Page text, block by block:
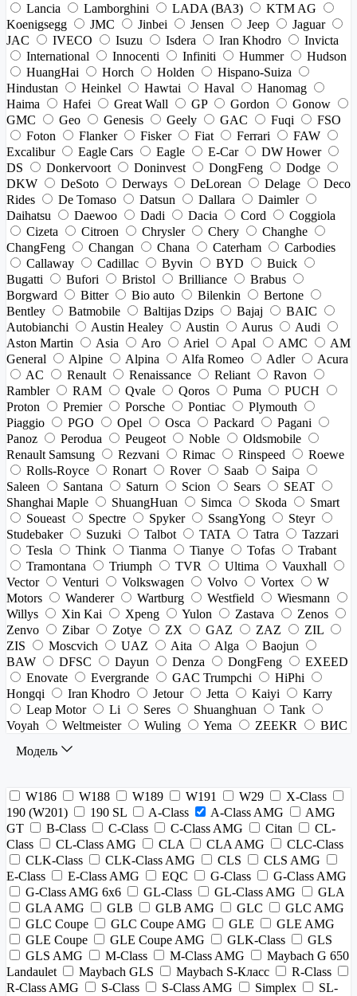
Lancia
Lamborghini LADA (ВАЗ)
KTM AG
Koenigsegg
JMC Jinbei Jensen Jeep
Jaguar
JAC
IVECO Isuzu Isdera Iran Khodro
Invicta
International
Innocenti Infiniti Hummer
Hudson
HuangHai
Horch Holden
Hispano-Suiza
Hindustan
Heinkel Hawtai Haval
Hanomag
Haima
Hafei Great Wall GP Gordon
Gonow
GMC
Geo Genesis Geely GAC Fuqi
FSO
Foton
Flanker Fisker Fiat Ferrari
FAW
Excalibur
Eagle Cars Eagle E-Car
DW Hower
DS
Donkervoort Doninvest DongFeng
Dodge
DKW
DeSoto Derways DeLorean Delage
Deco
Rides
De Tomaso Datsun Dallara
Daimler
Daihatsu
Daewoo Dadi Dacia Cord
Coggiola
Cizeta
Citroen Chrysler Chery
Changhe
ChangFeng
Changan Chana Caterham
Carbodies
Callaway
Cadillac Byvin BYD
Buick
Bugatti
Bufori Bristol Brilliance
Brabus
Borgward
Bitter Bio auto Bilenkin
Bertone
Bentley
Batmobile Baltijas Dzips Bajaj
BAIC
Autobianchi
Austin Healey Austin Aurus
Audi
Aston Martin
Asia Aro Ariel Apal AMC
AM
General
Alpine Alpina Alfa Romeo Adler
Acura
AC
Renault Renaissance Reliant
Ravon
Rambler
RAM Qvale Qoros Puma
PUCH
Proton
Premier Porsche Pontiac
Plymouth
Piaggio
PGO Opel Osca Packard
Pagani
Panoz
Perodua Peugeot Noble
Oldsmobile
Renault Samsung
Rezvani Rimac Rinspeed
Roewe
Rolls-Royce
Ronart Rover Saab
Saipa
Saleen
Santana Saturn Scion Sears
SEAT
Shanghai Maple
ShuangHuan Simca Skoda
Smart
Soueast
Spectre Spyker SsangYong
Steyr
Studebaker
Suzuki Talbot TATA Tatra
Tazzari
Tesla
Think Tianma Tianye Tofas
Trabant
Tramontana
Triumph TVR Ultima
Vauxhall
Vector
Venturi Volkswagen Volvo Vortex
W
Motors
Wanderer Wartburg Westfield
Wiesmann
Willys
Xin Kai Xpeng Yulon Zastava
Zenos
Zenvo
Zibar Zotye ZX GAZ ZAZ
ZIL
ZIS
Moscvich UAZ Aita Alga
Baojun
BAW
DFSC Dayun Denza DongFeng
EXEED
Enovate
Evergrande GAC Trumpchi
HiPhi
Hongqi
Iran Khodro Jetour Jetta Kaiyi
Karry
Leap Motor
Li Seres Shuanghuan
Tank
Voyah
Weltmeister Wuling Yema ZEEKR
ВИС
Модель
W186 W188 W189 W191 W29
X-Class
190 (W201)
190 SL A-Class A-Class AMG
AMG
GT
B-Class C-Class C-Class AMG Citan
CL-
Class
CL-Class AMG CLA CLA AMG
CLC-Class
CLK-Class
CLK-Class AMG CLS
CLS AMG
E-Class
E-Class AMG EQC G-Class
G-Class AMG
G-Class AMG 6x6
GL-Class GL-Class AMG
GLA
GLA AMG
GLB GLB AMG GLC
GLC AMG
GLC Coupe
GLC Coupe AMG GLE
GLE AMG
GLE Coupe
GLE Coupe AMG GLK-Class
GLS
GLS AMG
M-Class M-Class AMG
Maybach G 650
Landaulet
Maybach GLS Maybach S-Класс
R-Class
R-Class AMG
S-Class S-Class AMG Simplex
SL-